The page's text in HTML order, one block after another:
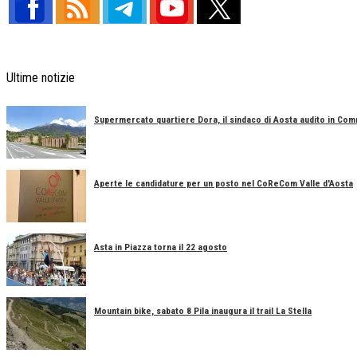
Ultime notizie
Supermercato quartiere Dora, il sindaco di Aosta audito in
Aperte le candidature per un posto nel CoReCom Valle d'Aosta
Asta in Piazza torna il 22 agosto
Mountain bike, sabato 8 Pila inaugura il trail La Stella